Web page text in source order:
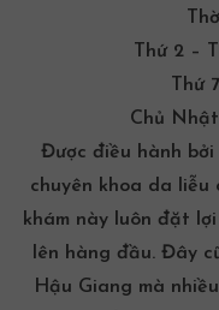
Thứ 2 –
Thứ
Chủ
Được điều hành bởi
chuyên khoa da liễu
khám này luôn đặt
lên hàng đầu. Đây
Hậu Giang mà